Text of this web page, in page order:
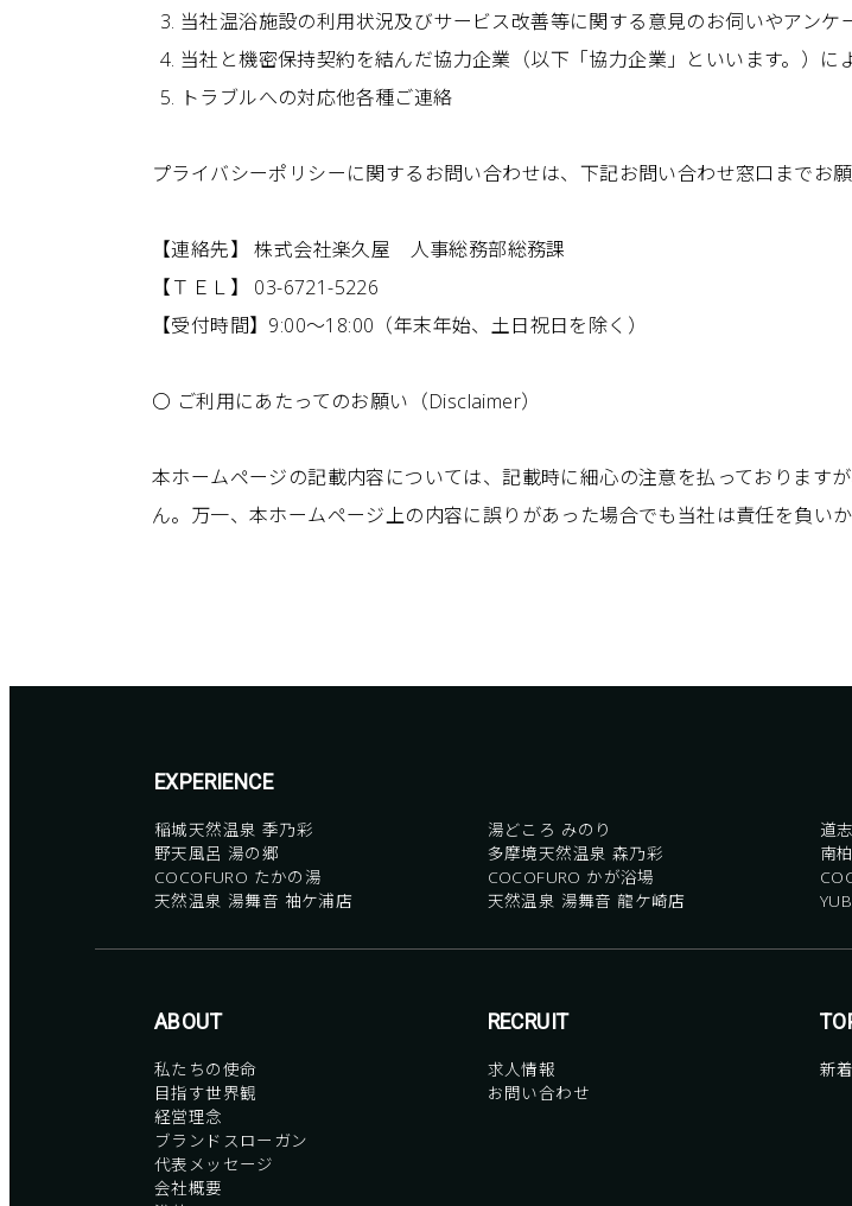
当社温浴施設の利用状況及びサービス改善等に関する意見のお伺いやアンケ
当社と機密保持契約を結んだ協力企業（以下「協力企業」といいます。）
トラブルへの対応他各種ご連絡
プライバシーポリシーに関するお問い合わせは、下記お問い合わせ窓口までお願
【連絡先】 株式会社楽久屋 人事総務部総務課
【ＴＥＬ】 03-6721-5226
【受付時間】9:00～18:00（年末年始、土日祝日を除く）
〇 ご利用にあたってのお願い（Disclaimer）
本ホームページの記載内容については、記載時に細心の注意を払っておりま
ん。万一、本ホームページ上の内容に誤りがあった場合でも当社は責任を負い
EXPERIENCE
稲城天然温泉 季乃彩 湯どころ みのり 道
野天風呂 湯の郷
多摩境天然温泉 森乃彩 南
COCOFURO たかの湯
COCOFURO かが浴場
天然温泉 湯舞音 袖ケ浦店
天然温泉 湯舞音 龍ケ崎店
ABOUT
私たちの使命
目指す世界観
経営理念
ブランドスローガン
代表メッセージ
会社概要
RECRUIT
求人情報
お問い合わせ
新